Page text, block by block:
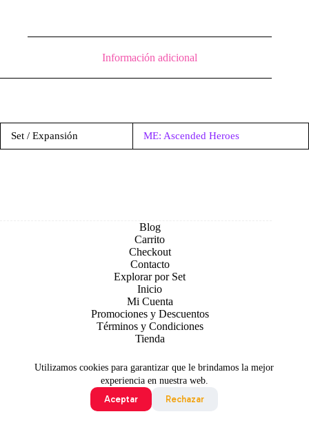
Utilizamos cookies para garantizar que le brindamos la mejor
experiencia en nuestra web.
Aceptar
Rechazar
Información adicional
Set / Expansión ME: Ascended Heroes
Blog
Carrito
Checkout
Contacto
Explorar por Set
Inicio
Mi Cuenta
Promociones y Descuentos
Términos y Condiciones
Tienda
Todo contenido original es sujeto de Copyright © 2026 TCG